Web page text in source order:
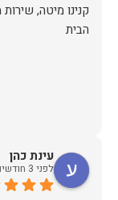
קנינו מיטה,
הבית
עינת כהן
לפני 3 חודשים